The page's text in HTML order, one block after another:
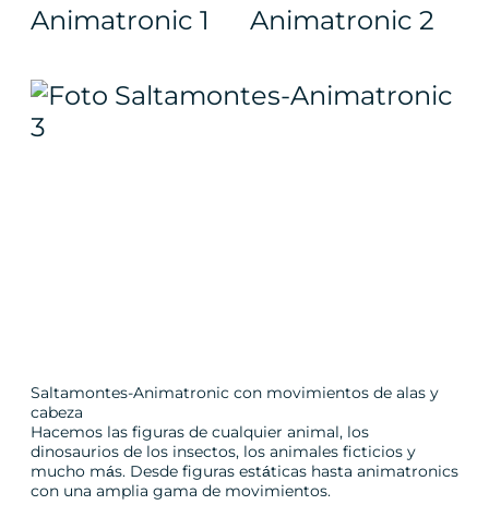
Saltamontes-Animatronic con movimientos de alas y
cabeza
Hacemos las figuras de cualquier animal, los
dinosaurios de los insectos, los animales ficticios y
mucho más. Desde figuras estáticas hasta animatronics
con una amplia gama de movimientos.